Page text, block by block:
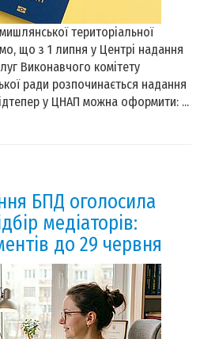
територіальної
що з 1 липня у Центрі надання
Виконавчого комітету
ради розпочинається надання
у ЦНАП можна оформити: ...
БПД оголосила
медіаторів:
до 29 червня